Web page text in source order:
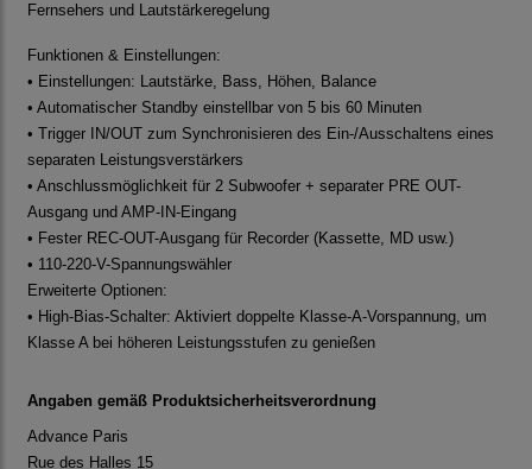
Fernsehers und Lautstärkeregelung
Funktionen & Einstellungen:
• Einstellungen: Lautstärke, Bass, Höhen, Balance
• Automatischer Standby einstellbar von 5 bis 60 Minuten
• Trigger IN/OUT zum Synchronisieren des Ein-/Ausschaltens eines
separaten Leistungsverstärkers
• Anschlussmöglichkeit für 2 Subwoofer + separater PRE OUT-
Ausgang und AMP-IN-Eingang
• Fester REC-OUT-Ausgang für Recorder (Kassette, MD usw.)
• 110-220-V-Spannungswähler
Erweiterte Optionen:
• High-Bias-Schalter: Aktiviert doppelte Klasse-A-Vorspannung, um
Klasse A bei höheren Leistungsstufen zu genießen
Angaben gemäß Produktsicherheitsverordnung
Advance Paris
Rue des Halles 15